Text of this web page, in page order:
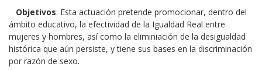
Objetivos: Esta actuación pretende promocionar, dentro del
ámbito educativo, la efectividad de la Igualdad Real entre
mujeres y hombres, así como la eliminiación de la desigualdad
histórica que aún persiste, y tiene sus bases en la discriminación
por razón de sexo.